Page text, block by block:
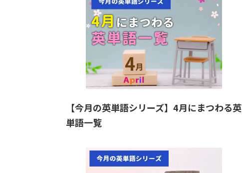
【今月の英単語シリーズ】4月にまつわる英
単語一覧